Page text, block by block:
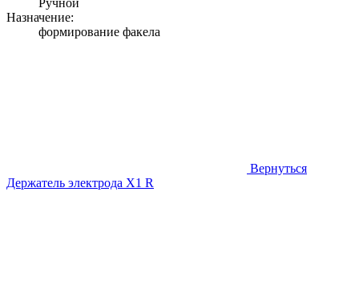
Назначение:
формирование факела
Вернуться
Держатель электрода X1 R